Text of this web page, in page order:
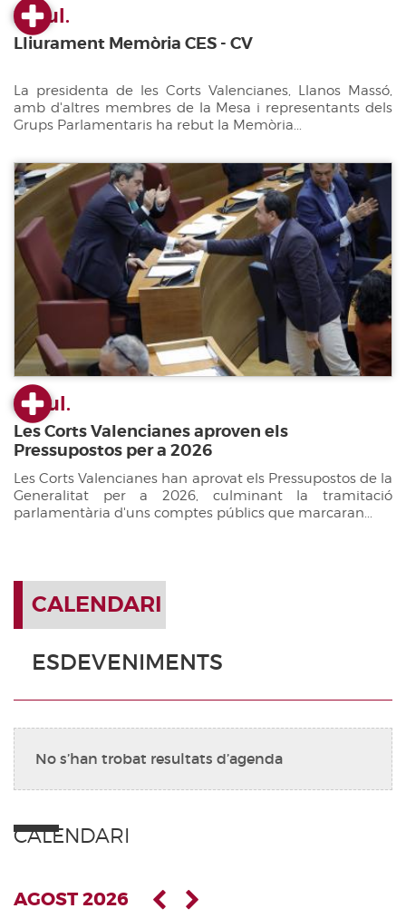
23 jul.
Lliurament Memòria CES - CV
La presidenta de les Corts Valencianes, Llanos Massó,
amb d'altres membres de la Mesa i representants dels
Grups Parlamentaris ha rebut la Memòria...
22 jul.
Les Corts Valencianes aproven els
Pressupostos per a 2026
Les Corts Valencianes han aprovat els Pressupostos de la
Generalitat per a 2026, culminant la tramitació
parlamentària d'uns comptes públics que marcaran...
CALENDARI
ESDEVENIMENTS
No s’han trobat resultats d’agenda
CALENDARI
AGOST 2026